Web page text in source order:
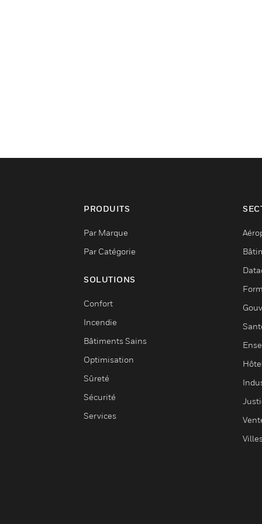
PRODUITS
Par Marque
Par Catégorie
SOLUTIONS
Confort
Incendie
Bâtiments Sains
Optimisation
Sûreté
Sécurité
Services